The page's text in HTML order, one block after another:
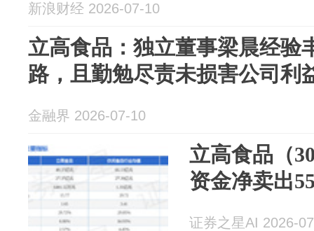
新浪财经 2026-07-10
立高食品：独立董事梁晨经验
路，且勤勉尽责未损害公司利
金融界 2026-07-10
立高食品（
资金净卖出
证券之星AI 2026-